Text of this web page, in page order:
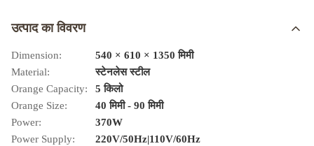
उत्पाद का विवरण
Dimension:
540 × 610 × 1350 मिमी
Material:
स्टेनलेस स्टील
Orange Capacity:
5 किलो
Orange Size:
40 मिमी - 90 मिमी
Power:
370W
Power Supply:
220V/50Hz|110V/60Hz